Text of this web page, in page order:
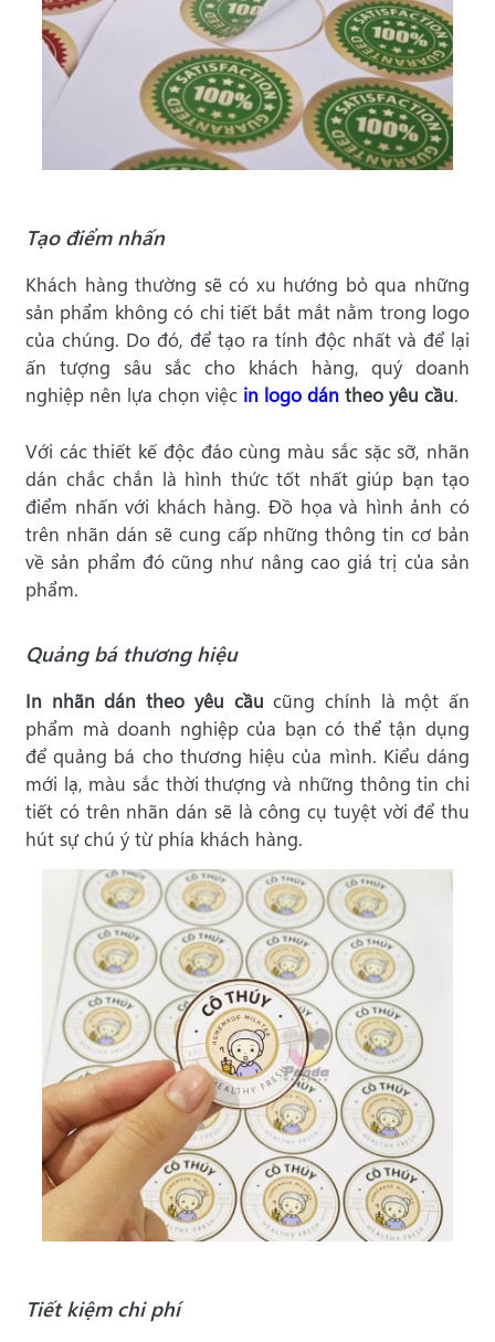
Tạo điểm nhấn
Khách hàng thường sẽ có xu hướng bỏ qua những
sản phẩm không có chi tiết bắt mắt nằm trong logo
của chúng. Do đó, để tạo ra tính độc nhất và để lại
ấn tượng sâu sắc cho khách hàng, quý doanh
nghiệp nên lựa chọn việc in logo dán theo yêu cầu.
Với các thiết kế độc đáo cùng màu sắc sặc sỡ, nhãn
dán chắc chắn là hình thức tốt nhất giúp bạn tạo
điểm nhấn với khách hàng. Đồ họa và hình ảnh có
trên nhãn dán sẽ cung cấp những thông tin cơ bản
về sản phẩm đó cũng như nâng cao giá trị của sản
phẩm.
Quảng bá thương hiệu
In nhãn dán theo yêu cầu cũng chính là một ấn
phẩm mà doanh nghiệp của bạn có thể tận dụng
để quảng bá cho thương hiệu của mình. Kiểu dáng
mới lạ, màu sắc thời thượng và những thông tin chi
tiết có trên nhãn dán sẽ là công cụ tuyệt vời để thu
hút sự chú ý từ phía khách hàng.
Tiết kiệm chi phí